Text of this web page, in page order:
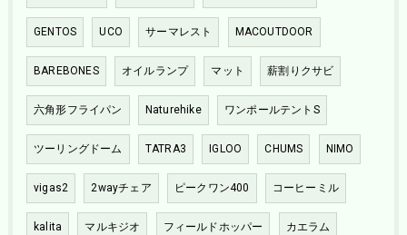
GENTOS UCO サーマレスト MACOUTDOOR
BAREBONES オイルランプ マット 薪割りクサビ
六角形フライパン Naturehike ワンポールテントS
ツーリングドーム TATRA3 IGLOO CHUMS NIMO
vigas2 2wayチェア ピークワン400 コーヒーミル
kalita マルキジオ フィールドホッパー カエラム